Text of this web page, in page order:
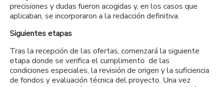
precisiones y dudas fueron acogidas y, en los casos que
aplicaban, se incorporaron a la redacción definitiva.
Siguientes etapas
Tras la recepción de las ofertas, comenzará la siguiente
etapa donde se verifica el cumplimento de las
condiciones especiales, la revisión de origen y la suficiencia
de fondos y evaluación técnica del proyecto. Una vez